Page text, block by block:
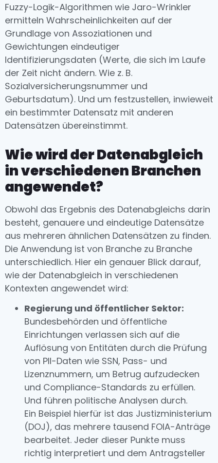
Fuzzy-Logik-Algorithmen wie Jaro-Wrinkler
ermitteln Wahrscheinlichkeiten auf der
Grundlage von Assoziationen und
Gewichtungen eindeutiger
Identifizierungsdaten (Werte, die sich im Laufe
der Zeit nicht ändern. Wie z. B.
Sozialversicherungsnummer und
Geburtsdatum). Und um festzustellen, inwieweit
ein bestimmter Datensatz mit anderen
Datensätzen übereinstimmt.
Wie wird der Datenabgleich
in verschiedenen Branchen
angewendet?
Obwohl das Ergebnis des Datenabgleichs darin
besteht, genauere und eindeutige Datensätze
aus mehreren ähnlichen Datensätzen zu finden.
Die Anwendung ist von Branche zu Branche
unterschiedlich. Hier ein genauer Blick darauf,
wie der Datenabgleich in verschiedenen
Kontexten angewendet wird:
Regierung und öffentlicher Sektor:
Bundesbehörden und öffentliche
Einrichtungen verlassen sich auf die
Auflösung von Entitäten durch die Prüfung
von PII-Daten wie SSN, Pass- und
Lizenznummern, um Betrug aufzudecken
und Compliance-Standards zu erfüllen.
Und führen politische Analysen durch.
Ein Beispiel hierfür ist das Justizministerium
(DOJ), das mehrere tausend FOIA-Anträge
bearbeitet. Jeder dieser Punkte muss
richtig interpretiert und dem Antragsteller